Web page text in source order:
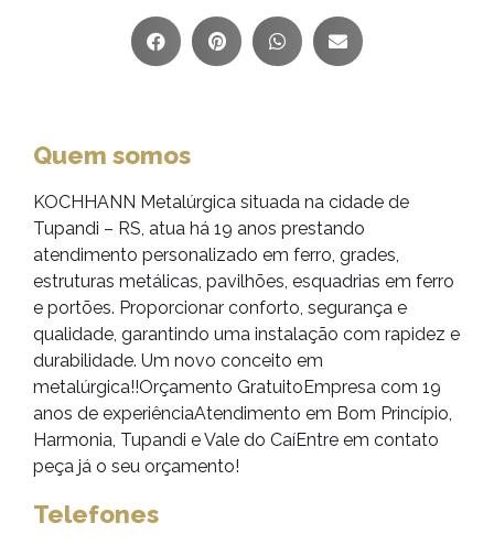
Quem somos
KOCHHANN Metalúrgica situada na cidade de
Tupandi – RS, atua há 19 anos prestando
atendimento personalizado em ferro, grades,
estruturas metálicas, pavilhões, esquadrias em ferro
e portões. Proporcionar conforto, segurança e
qualidade, garantindo uma instalação com rapidez e
durabilidade. Um novo conceito em
metalúrgica!!Orçamento GratuitoEmpresa com 19
anos de experiênciaAtendimento em Bom Princípio,
Harmonia, Tupandi e Vale do CaíEntre em contato
peça já o seu orçamento!
Telefones